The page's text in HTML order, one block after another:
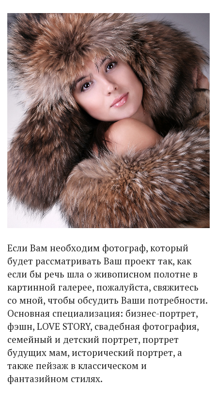
Если Вам необходим фотограф, который
будет рассматривать Ваш проект так, как
если бы речь шла о живописном полотне в
картинной галерее, пожалуйста, свяжитесь
со мной, чтобы обсудить Ваши потребности.
Основная специализация: бизнес-портрет,
фэшн, LOVE STORY, свадебная фотография,
семейный и детский портрет, портрет
будущих мам, исторический портрет, а
также пейзаж в классическом и
фантазийном стилях.